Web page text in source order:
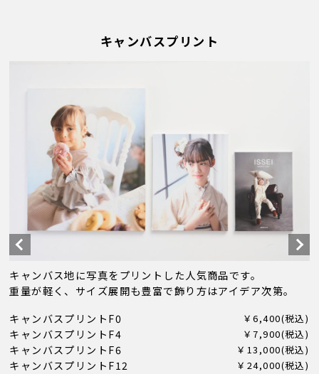
キャンバスプリント
キャンバス地に写真をプリントした人気商品です。
重量が軽く、サイズ展開も豊富で飾り方はアイデア次第。
キャンバスプリントF0 ￥6,400(税込)
キャンバスプリントF4 ￥7,900(税込)
キャンバスプリントF6 ￥13,000(税込)
キャンバスプリントF12 ￥24,000(税込)